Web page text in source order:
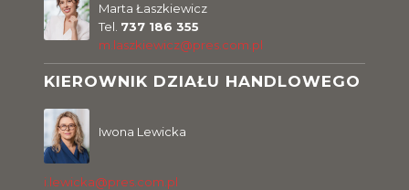
Marta Łaszkiewicz
Tel. 737 186 355
m.laszkiewicz@pres.com.pl
KIEROWNIK DZIAŁU HANDLOWEGO
Iwona Lewicka
i.lewicka@pres.com.pl